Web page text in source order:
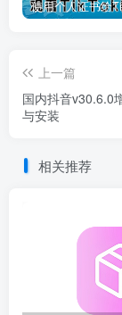
上一篇
国内抖音v30.6.0
与安装
相关推荐